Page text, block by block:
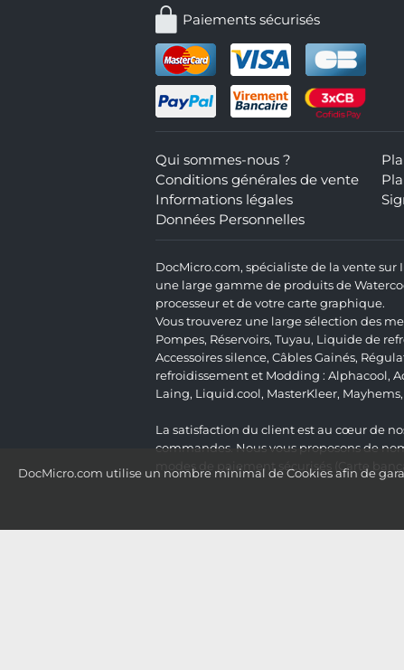
DocMicro.com utilise un nombre minimal de Cookies afin de
Paiements sécurisés
Qui sommes-nous ?
Conditions générales de vente
Informations légales
Données Personnelles
DocMicro.com, spécialiste de la vente
une large gamme de produits de
processeur et de votre carte graphique.
Vous trouverez une large sélection des
Pompes, Réservoirs, Tuyau, Liquide de
Accessoires silence, Câbles Gainés,
refroidissement et Modding : Alphacool,
Laing, Liquid.cool, MasterKleer, Mayhems,
La satisfaction du client est au cœur de
commandes. Nous vous proposons de
modes de paiement sécurisés (Carte